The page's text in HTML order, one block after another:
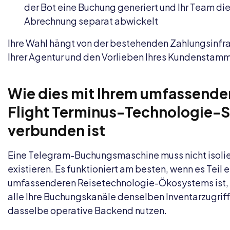
der Bot eine Buchung generiert und Ihr Team die
Abrechnung separat abwickelt
Ihre Wahl hängt von der bestehenden
Ihrer Agentur und den Vorlieben Ihres
Wie dies mit Ihrem
Flight Terminus-Technologie-
verbunden ist
Eine Telegram-Buchungsmaschine muss nicht
existieren. Es funktioniert am besten, wenn es Teil
umfassenderen Reisetechnologie-Ökosystems ist,
alle Ihre Buchungskanäle denselben
dasselbe operative Backend nutzen.